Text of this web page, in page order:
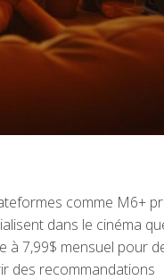
comme M6+
dans le cinéma
à 7,99$ mensuel pour
des recommandations